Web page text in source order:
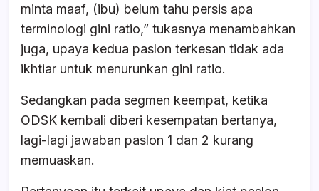
minta maaf, (ibu) belum tahu persis apa
terminologi gini ratio,” tukasnya menambahkan
juga, upaya kedua paslon terkesan tidak ada
ikhtiar untuk menurunkan gini ratio.
Sedangkan pada segmen keempat, ketika
ODSK kembali diberi kesempatan bertanya,
lagi-lagi jawaban paslon 1 dan 2 kurang
memuaskan.